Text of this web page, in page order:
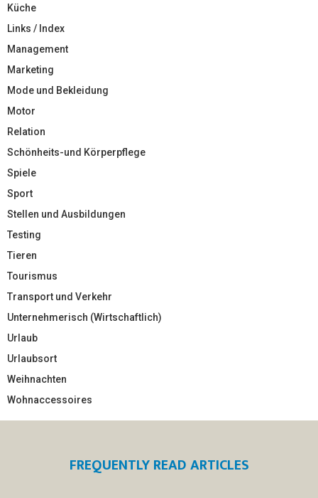
Küche
Links / Index
Management
Marketing
Mode und Bekleidung
Motor
Relation
Schönheits-und Körperpflege
Spiele
Sport
Stellen und Ausbildungen
Testing
Tieren
Tourismus
Transport und Verkehr
Unternehmerisch (Wirtschaftlich)
Urlaub
Urlaubsort
Weihnachten
Wohnaccessoires
FREQUENTLY READ ARTICLES